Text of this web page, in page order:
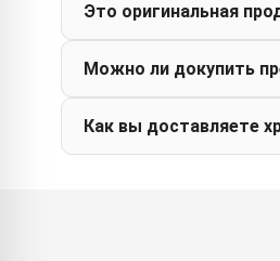
Это оригинальная
Можно ли докупить
Как вы доставляете